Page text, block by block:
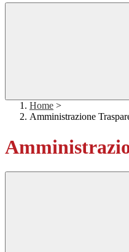
Home >
Amministrazione